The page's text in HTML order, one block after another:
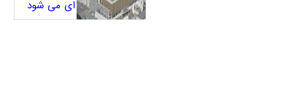
ای می شود